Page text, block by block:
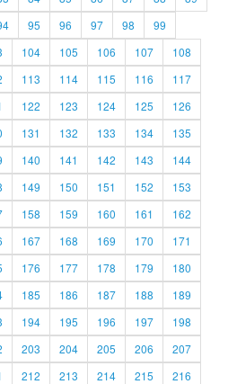
95 96 97 98
99
104 105 106 107
108
113 114 115 116
117
122 123 124 125
126
131 132 133 134
135
140 141 142 143
144
149 150 151 152
153
158 159 160 161
162
167 168 169 170
171
176 177 178 179
180
185 186 187 188
189
194 195 196 197
198
203 204 205 206
207
212 213 214 215
216